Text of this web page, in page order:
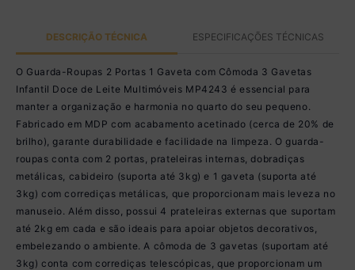
DESCRIÇÃO TÉCNICA ESPECIFICAÇÕES TÉCNICAS
O Guarda-Roupas 2 Portas 1 Gaveta com Cômoda 3 Gavetas
Infantil Doce de Leite Multimóveis MP4243 é essencial para
manter a organização e harmonia no quarto do seu pequeno.
Fabricado em MDP com acabamento acetinado (cerca de 20% de
brilho), garante durabilidade e facilidade na limpeza. O guarda-
roupas conta com 2 portas, prateleiras internas, dobradiças
metálicas, cabideiro (suporta até 3kg) e 1 gaveta (suporta até
3kg) com corrediças metálicas, que proporcionam mais leveza no
manuseio. Além disso, possui 4 prateleiras externas que suportam
até 2kg em cada e são ideais para apoiar objetos decorativos,
embelezando o ambiente. A cômoda de 3 gavetas (suportam até
3kg) conta com corrediças telescópicas, que proporcionam um